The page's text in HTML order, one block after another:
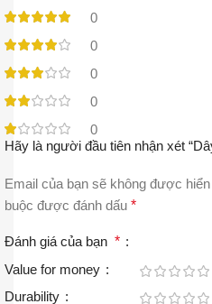
0
0
0
0
0
Hãy là người đầu tiên nhận xét
Email của bạn sẽ không được
buộc được đánh dấu *
Đánh giá của bạn *
Value for money
Durability